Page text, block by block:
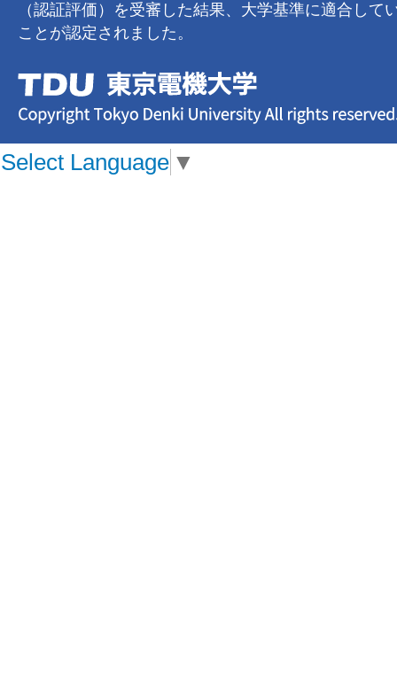
（認証評価）を受審した結果、大学基準に適合して
ことが認定されました。
Select Language ▼